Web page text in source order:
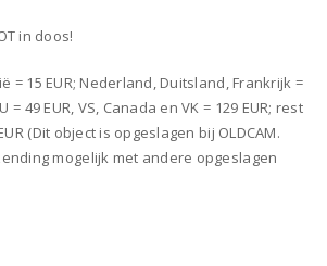
in doos!
= 15 EUR; Nederland, Duitsland, Frankrijk =
= 49 EUR, VS, Canada en VK = 129 EUR; rest
(Dit object is opgeslagen bij OLDCAM.
mogelijk met andere opgeslagen